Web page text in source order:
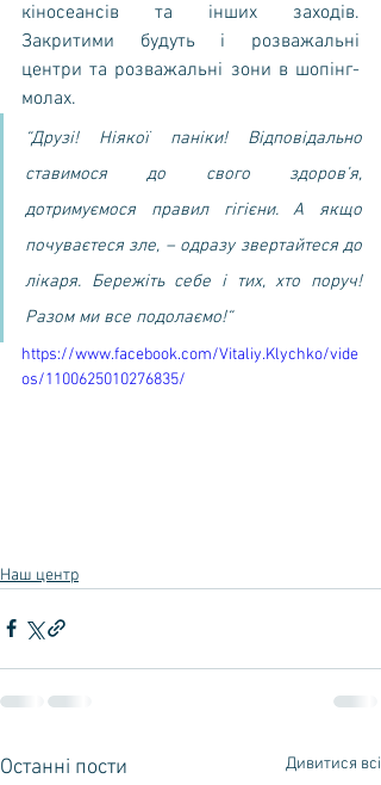
кіносеансів та інших заходів.
Закритими будуть і розважальні
центри та розважальні зони в шопінг-
молах.
“Друзі! Ніякої паніки! Відповідально
ставимося до свого здоров’я,
дотримуємося правил гігієни. А якщо
почуваєтеся зле, – одразу звертайтеся до
лікаря. Бережіть себе і тих, хто поруч!
Разом ми все подолаємо!“
https://www.facebook.com/Vitaliy.Klychko/vide
os/1100625010276835/
Наш центр
Останні пости Дивитися всі